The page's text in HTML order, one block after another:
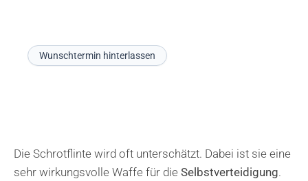
Wunschtermin hinterlassen
Die Schrotflinte wird oft unterschätzt. Dabei ist sie eine
sehr wirkungsvolle Waffe für die Selbstverteidigung.